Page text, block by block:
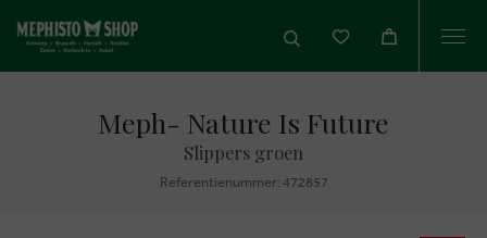
Meph- Nature Is Future
Slippers groen
Referentienummer: 472857